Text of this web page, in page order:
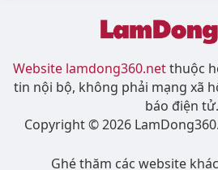
Website lamdong360.netthuộc
tin nội bộ, không phải mạng xã
báo điện tử.
Copyright © 2026
Ghé thăm các website